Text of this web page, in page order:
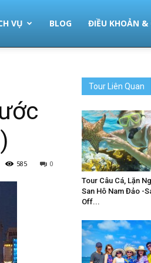
VỤ BLOG ĐIỀU KHOẢN &
0
585
Tour Liên Quan
Tour Câu Cá, Lặn
San Hô Nam Đảo -
Off...